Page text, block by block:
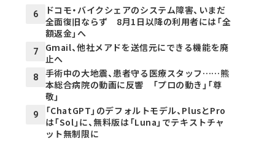
6
ドコモ・バイクシェアのシステム障害、いまだ
全面復旧ならず 8月1日以降の利用者には「全
額返金」へ
7
Gmail、他社メアドを送信元にできる機能を廃
止へ
8
手術中の大地震、患者守る医療スタッフ……熊
本総合病院の動画に反響 「プロの動き」「尊
敬」
9
「ChatGPT」のデフォルトモデル、PlusとPro
は「Sol」に、無料版は「Luna」でテキストチャ
ット無制限に